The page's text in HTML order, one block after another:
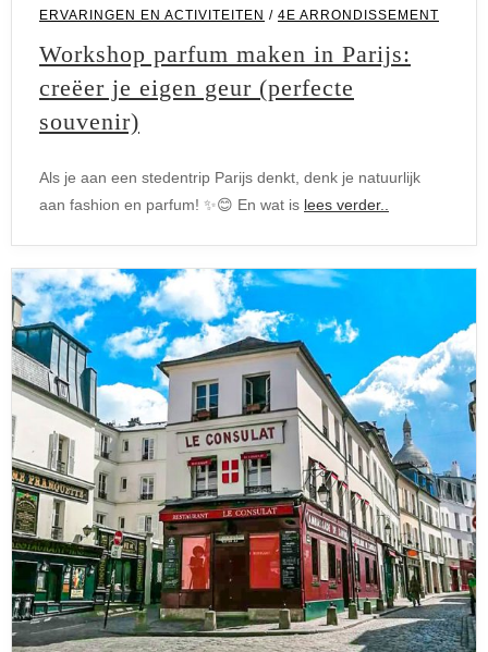
ERVARINGEN EN ACTIVITEITEN / 4E ARRONDISSEMENT
Workshop parfum maken in Parijs:
creëer je eigen geur (perfecte
souvenir)
Als je aan een stedentrip Parijs denkt, denk je natuurlijk
aan fashion en parfum! ✨😊 En wat is lees verder..